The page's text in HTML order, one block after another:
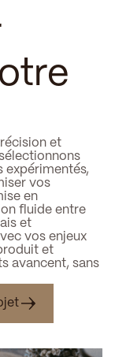
et
expérimentés,
vos
en
fluide entre
et
vos enjeux
et
avancent, sans